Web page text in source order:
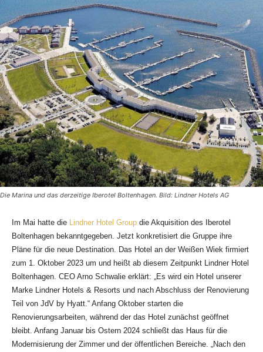
Die Marina und das derzeitige Iberotel Boltenhagen. Bild: Lindner Hotels AG
Im Mai hatte die Lindner Hotel Group die Akquisition des Iberotel
Boltenhagen bekanntgegeben. Jetzt konkretisiert die Gruppe ihre
Pläne für die neue Destination. Das Hotel an der Weißen Wiek firmiert
zum 1. Oktober 2023 um und heißt ab diesem Zeitpunkt Lindner Hotel
Boltenhagen. CEO Arno Schwalie erklärt: „Es wird ein Hotel unserer
Marke Lindner Hotels & Resorts und nach Abschluss der Renovierung
Teil von JdV by Hyatt.“ Anfang Oktober starten die
Renovierungsarbeiten, während der das Hotel zunächst geöffnet
bleibt. Anfang Januar bis Ostern 2024 schließt das Haus für die
Modernisierung der Zimmer und der öffentlichen Bereiche. „Nach den